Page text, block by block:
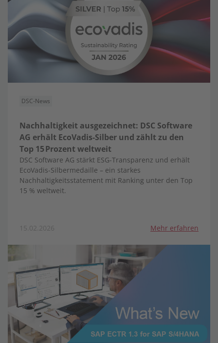
DSC-News
Nachhaltigkeit ausgezeichnet: DSC Software
AG erhält EcoVadis-Silber und zählt zu den
Top 15 Prozent weltweit
DSC Software AG stärkt ESG-Transparenz und erhält
EcoVadis-Silbermedaille – ein starkes
Nachhaltigkeitsstatement mit Ranking unter den Top
15 % weltweit.
15.02.2026 Mehr erfahren